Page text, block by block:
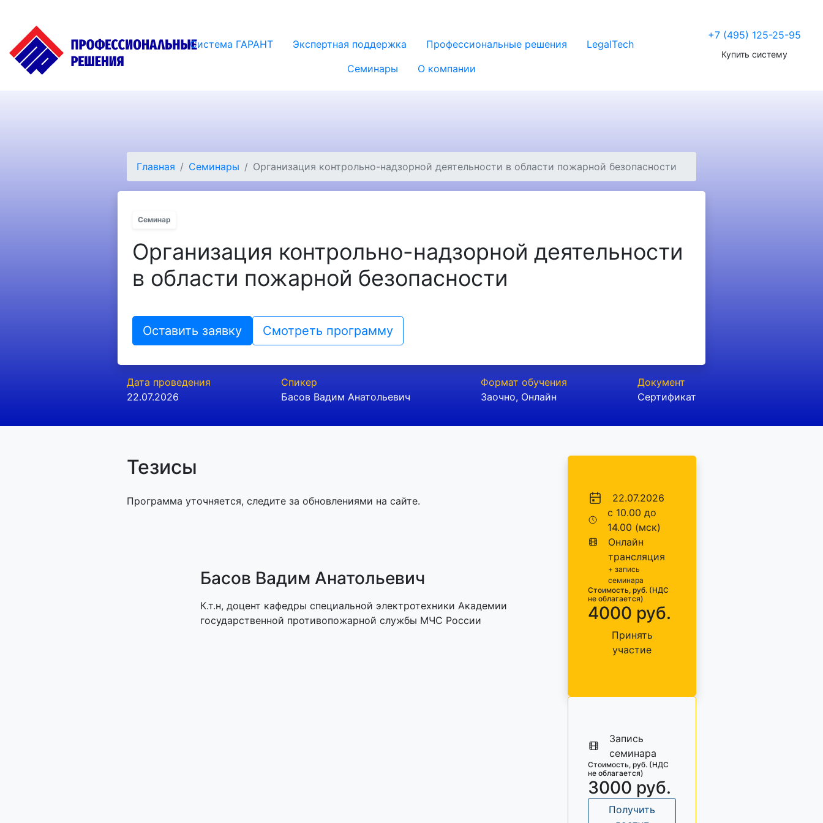
Система ГАРАНТ Экспертная поддержка Профессиональные решения
LegalTech
Семинары
О компании
+7 (495) 125-25-95
Купить систему
Главная Семинары Организация контрольно-надзорной деятельности в области пожарной безопасности
Семинар
Организация контрольно-надзорной деятельности
в области пожарной безопасности
Оставить заявку Смотреть программу
Дата проведения
22.07.2026
Спикер
Басов Вадим Анатольевич
Формат обучения
Заочно, Онлайн
Документ
Сертификат
Тезисы
Программа уточняется, следите за обновлениями на сайте.
Басов Вадим Анатольевич
К.т.н, доцент кафедры специальной электротехники Академии
государственной противопожарной службы МЧС России
22.07.2026
с 10.00 до
14.00 (мск)
Онлайн
трансляция
+ запись
семинара
Стоимость, руб. (НДС
не облагается)
4000 руб.
Принять
участие
Запись
семинара
Стоимость, руб. (НДС
не облагается)
3000 руб.
Получить